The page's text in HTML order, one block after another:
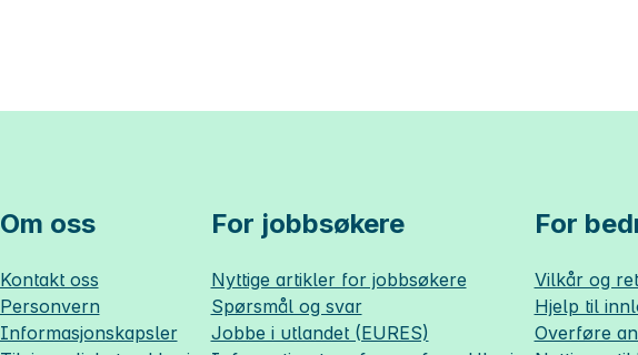
Om oss
Kontakt oss
Personvern
Informasjonskapsler
For jobbsøkere
Nyttige artikler for jobbsøkere
Spørsmål og svar
Jobbe i utlandet (EURES)
For
Vilkår og
Hjelp til
Overføre